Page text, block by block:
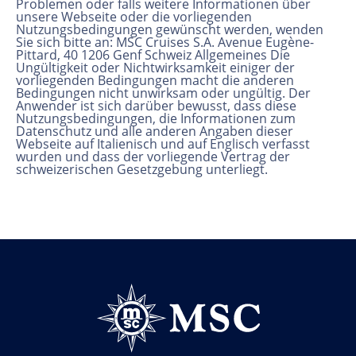
Problemen oder falls weitere Informationen über
unsere Webseite oder die vorliegenden
Nutzungsbedingungen gewünscht werden, wenden
Sie sich bitte an: MSC Cruises S.A. Avenue Eugène-
Pittard, 40 1206 Genf Schweiz Allgemeines Die
Ungültigkeit oder Nichtwirksamkeit einiger der
vorliegenden Bedingungen macht die anderen
Bedingungen nicht unwirksam oder ungültig. Der
Anwender ist sich darüber bewusst, dass diese
Nutzungsbedingungen, die Informationen zum
Datenschutz und alle anderen Angaben dieser
Webseite auf Italienisch und auf Englisch verfasst
wurden und dass der vorliegende Vertrag der
schweizerischen Gesetzgebung unterliegt.